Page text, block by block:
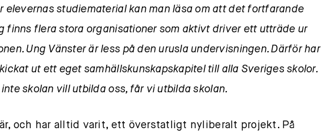
elevernas studiematerial kan man läsa om att det fortfarande
finns flera stora organisationer som aktivt driver ett utträde ur
Ung Vänster är less på den urusla undervisningen. Därför har
ut ett eget samhällskunskapskapitel till alla Sveriges skolor.
inte skolan vill utbilda oss, får vi utbilda skolan.
är, och har alltid varit, ett överstatligt nyliberalt projekt. På